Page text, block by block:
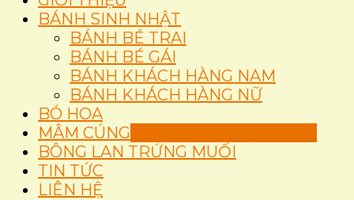
Phộng
BÁNH SINH NHẬT
BÁNH BÉ TRAI
BÁNH BÉ GÁI
BÁNH KHÁCH HÀNG NAM
BÁNH KHÁCH HÀNG NỮ
BÓ HOA
MÂM CÚNG
BÔNG LAN TRỨNG MUỐI
TIN TỨC
LIÊN HỆ